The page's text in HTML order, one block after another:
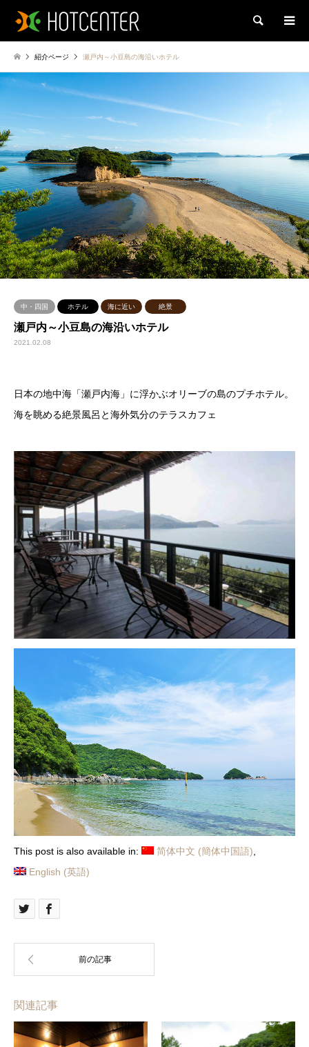
検索
紹介ページ 瀬戸内～小豆島の海沿いホテル
中・四国 ホテル 海に近い 絶景
瀬戸内～小豆島の海沿いホテル
2021.02.08
日本の地中海「瀬戸内海」に浮かぶオリーブの島のプチホテル。
海を眺める絶景風呂と海外気分のテラスカフェ
This post is also available in: 简体中文 (簡体中国語)
English (英語)
関連記事